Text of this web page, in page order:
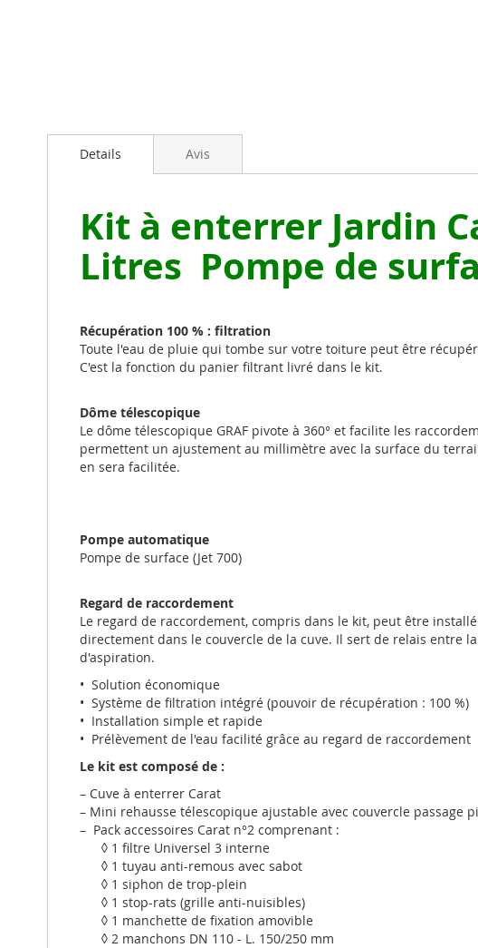
Details
Kit à enterrer Jardin
Litres Pompe de
Récupération 100 % : filtration
Toute l'eau de pluie qui tombe sur votre toiture peut être
C'est la fonction du panier filtrant livré dans le kit.
Dôme télescopique
Le dôme télescopique GRAF pivote à 360° et facilite les
permettent un ajustement au millimètre avec la surface du
en sera facilitée.
Pompe automatique
Pompe de surface (Jet 700)
Regard de raccordement
Le regard de raccordement, compris dans le kit, peut être
directement dans le couvercle de la cuve. Il sert de relais entre
d'aspiration.
• Solution économique
• Système de filtration intégré (pouvoir de récupération : 100 %)
• Installation simple et rapide
• Prélèvement de l'eau facilité grâce au regard de raccordement
Le kit est composé de :
– Cuve à enterrer Carat
– Mini rehausse télescopique ajustable avec couvercle passage
– Pack accessoires Carat n°2 comprenant :
◊ 1 filtre Universel 3 interne
◊ 1 tuyau anti-remous avec sabot
◊ 1 siphon de trop-plein
◊ 1 stop-rats (grille anti-nuisibles)
◊ 1 manchette de fixation amovible
◊ 2 manchons DN 110 - L. 150/250 mm
Avis